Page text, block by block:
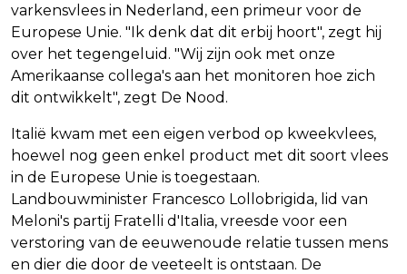
varkensvlees in Nederland, een primeur voor de
Europese Unie. "Ik denk dat dit erbij hoort", zegt hij
over het tegengeluid. "Wij zijn ook met onze
Amerikaanse collega's aan het monitoren hoe zich
dit ontwikkelt", zegt De Nood.
Italië kwam met een eigen verbod op kweekvlees,
hoewel nog geen enkel product met dit soort vlees
in de Europese Unie is toegestaan.
Landbouwminister Francesco Lollobrigida, lid van
Meloni's partij Fratelli d'Italia, vreesde voor een
verstoring van de eeuwenoude relatie tussen mens
en dier die door de veeteelt is ontstaan. De